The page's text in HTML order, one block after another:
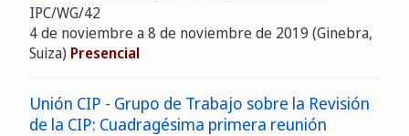
IPC/WG/42
4 de noviembre a 8 de noviembre de 2019 (Ginebra,
Suiza) Presencial
Unión CIP - Grupo de Trabajo sobre la Revisión
de la CIP: Cuadragésima primera reunión